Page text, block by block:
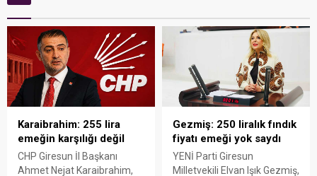
Karaibrahim: 255 lira
emeğin karşılığı değil
CHP Giresun İl Başkanı
Ahmet Nejat Karaibrahim,
Gezmiş: 250 liralık fındık
fiyatı emeği yok saydı
YENİ Parti Giresun
Milletvekili Elvan Işık Gezmiş,